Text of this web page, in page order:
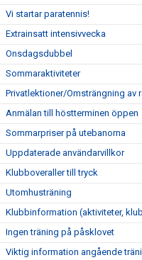
Vi startar paratennis!
Extrainsatt intensivvecka
Onsdagsdubbel
Sommaraktiviteter
Privatlektioner/Omsträngning av
Anmälan till höstterminen öppen
Sommarpriser på utebanorna
Uppdaterade användarvillkor
Klubboveraller till tryck
Utomhusträning
Klubbinformation (aktiviteter,
Ingen träning på påsklovet
Viktig information angående